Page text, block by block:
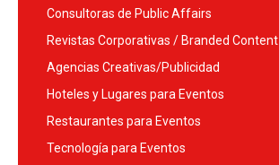
Consultoras de Public Affairs
Revistas Corporativas / Branded Content
Agencias Creativas/Publicidad
Hoteles y Lugares para Eventos
Restaurantes para Eventos
Tecnología para Eventos